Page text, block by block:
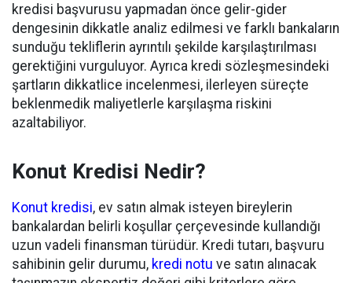
kredisi başvurusu yapmadan önce gelir-gider
dengesinin dikkatle analiz edilmesi ve farklı bankaların
sunduğu tekliflerin ayrıntılı şekilde karşılaştırılması
gerektiğini vurguluyor. Ayrıca kredi sözleşmesindeki
şartların dikkatlice incelenmesi, ilerleyen süreçte
beklenmedik maliyetlerle karşılaşma riskini
azaltabiliyor.
Konut Kredisi Nedir?
Konut kredisi, ev satın almak isteyen bireylerin
bankalardan belirli koşullar çerçevesinde kullandığı
uzun vadeli finansman türüdür. Kredi tutarı, başvuru
sahibinin gelir durumu, kredi notu ve satın alınacak